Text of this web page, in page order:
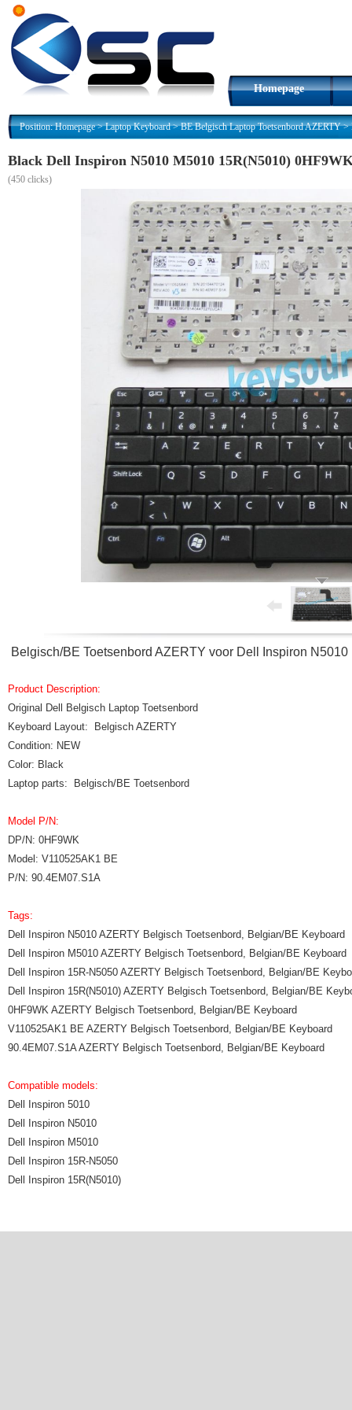
Homepage
Position:Homepage>Laptop Keyboard>BE Belgisch Laptop Toetsenbord AZERTY>
Black Dell Inspiron N5010 M5010 15R(N5010)
(450 clicks)
Belgisch/BE Toetsenbord AZERTY voor Dell Inspiron
Product Description:
Original Dell Belgisch Laptop Toetsenbord
Keyboard Layout: Belgisch AZERTY
Condition: NEW
Color: Black
Laptop parts: Belgisch/BE Toetsenbord
Model P/N:
DP/N: 0HF9WK
Model: V110525AK1 BE
P/N: 90.4EM07.S1A
Tags:
Dell Inspiron N5010 AZERTY Belgisch Toetsenbord, Belgian/BE Keyboard
Dell Inspiron M5010 AZERTY Belgisch Toetsenbord, Belgian/BE Keyboard
Dell Inspiron 15R-N5050 AZERTY Belgisch Toetsenbord, Belgian/BE
Dell Inspiron 15R(N5010) AZERTY Belgisch Toetsenbord, Belgian/BE
0HF9WK AZERTY Belgisch Toetsenbord, Belgian/BE Keyboard
V110525AK1 BE AZERTY Belgisch Toetsenbord, Belgian/BE Keyboard
90.4EM07.S1A AZERTY Belgisch Toetsenbord, Belgian/BE Keyboard
Compatible models:
Dell Inspiron 5010
Dell Inspiron N5010
Dell Inspiron M5010
Dell Inspiron 15R-N5050
Dell Inspiron 15R(N5010)